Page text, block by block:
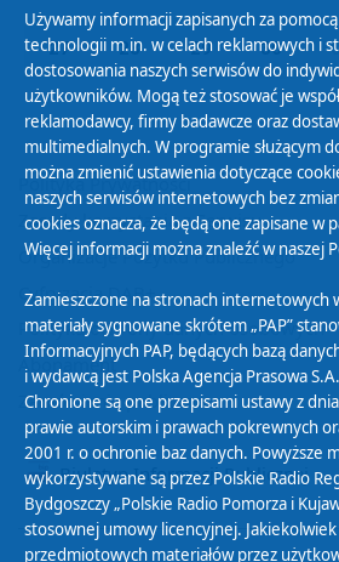
27 28 29 30
Polityka Prywatności
Zasady korzystania z Serwisu
Organizacje Pożytku Publicznego
Cyfryzacja DAB+
Polityka ochrony danych osobowych
Abonament
Zamówienia publiczne
Biuletyn Informacji Publicznej
Używamy informacji zapisanych za
technologii m.in. w celach reklamowych i
dostosowania naszych serwisów do
użytkowników. Mogą też stosować je
reklamodawcy, firmy badawcze oraz
multimedialnych. W programie służącym
można zmienić ustawienia dotyczące
naszych serwisów internetowych bez
cookies oznacza, że będą one zapisane w
Więcej informacji można znaleźć w naszej
Zamieszczone na stronach internetowych
materiały sygnowane skrótem „PAP”
Informacyjnych PAP, będących bazą
i wydawcą jest Polska Agencja Prasowa
Chronione są one przepisami ustawy z
prawie autorskim i prawach pokrewnych
2001 r. o ochronie baz danych. Powyższe
wykorzystywane są przez Polskie Radio
Bydgoszczy „Polskie Radio Pomorza i
stosownej umowy licencyjnej.
przedmiotowych materiałów przez